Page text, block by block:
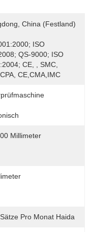
China (Festland)
ISO
QS-9000; ISO
CE, , SMC,
CE,CMA,IMC
Millimeter
Pro Monat Haida